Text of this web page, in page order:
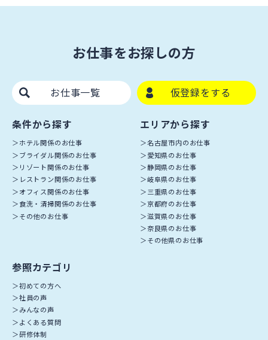
お仕事をお探しの方
お仕事一覧 仮登録をする
条件から探す
ホテル関係のお仕事
ブライダル関係のお仕事
リゾート関係のお仕事
レストラン関係のお仕事
オフィス関係のお仕事
食洗・清掃関係のお仕事
その他のお仕事
エリアから探す
名古屋市内のお仕事
愛知県のお仕事
静岡県のお仕事
岐阜県のお仕事
三重県のお仕事
京都府のお仕事
滋賀県のお仕事
奈良県のお仕事
その他県のお仕事
参照カテゴリ
初めての方へ
社員の声
みんなの声
よくある質問
研修体制